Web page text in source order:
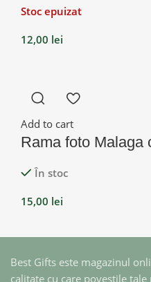
Stoc epuizat
12,00 lei
Add to cart
Rama foto Malaga
În stoc
15,00 lei
Best Gifts este magazinul
calitate cu care povestile tale